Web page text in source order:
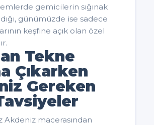
gemicilerin sığınak
günümüzde ise sadece
keşfine açık olan özel
Tekne
Çıkarken
Gereken
Akdeniz macerasından